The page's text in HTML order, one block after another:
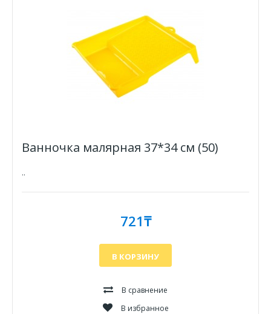
Ванночка малярная 37*34 см (50)
..
721₸
В КОРЗИНУ
В сравнение
В избранное